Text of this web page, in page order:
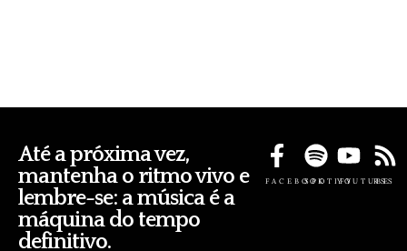
Até a próxima vez,
mantenha o ritmo vivo e
lembre-se: a música é a
máquina do tempo
definitivo.
FACEBOOKSPOTIFYYOUTUBE
RSS